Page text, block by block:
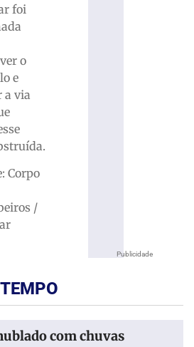
foi
o
e
a via
Corpo
/
Publicidade
com chuvas